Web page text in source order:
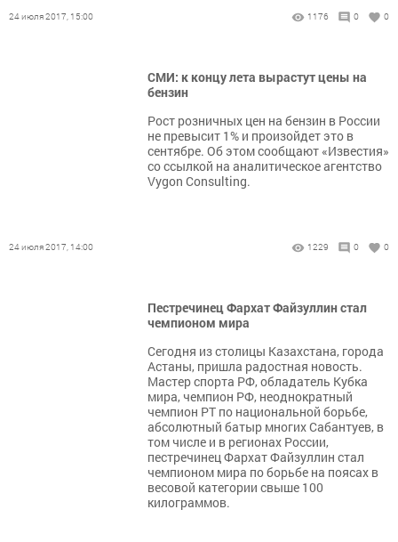
24 июля 2017, 15:00 1176 0 0
СМИ: к концу лета вырастут цены на
бензин
Рост розничных цен на бензин в России
не превысит 1% и произойдет это в
сентябре. Об этом сообщают «Известия»
со ссылкой на аналитическое агентство
Vygon Consulting.
24 июля 2017, 14:00 1229 0 0
Пестречинец Фархат Файзуллин стал
чемпионом мира
Сегодня из столицы Казахстана, города
Астаны, пришла радостная новость.
Мастер спорта РФ, обладатель Кубка
мира, чемпион РФ, неоднократный
чемпион РТ по национальной борьбе,
абсолютный батыр многих Сабантуев, в
том числе и в регионах России,
пестречинец Фархат Файзуллин стал
чемпионом мира по борьбе на поясах в
весовой категории свыше 100
килограммов.